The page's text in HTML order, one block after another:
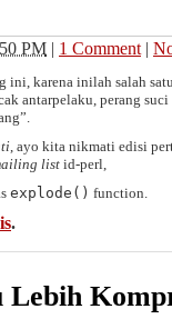
PM | 1 Comment |
ini, karena inilah salah
antarpelaku, perang
, ayo kita nikmati edisi
list id-perl,
explode() function.
.